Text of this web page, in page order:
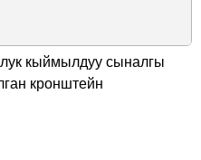
кыймылдуу сыналгы
кронштейн